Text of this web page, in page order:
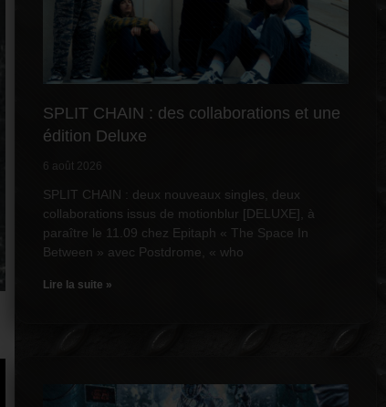
SPLIT CHAIN : des collaborations et une
édition Deluxe
6 août 2026
SPLIT CHAIN : deux nouveaux singles, deux
collaborations issus de motionblur [DELUXE], à
paraître le 11.09 chez Epitaph « The Space In
Between » avec Postdrome, « who
Lire la suite »